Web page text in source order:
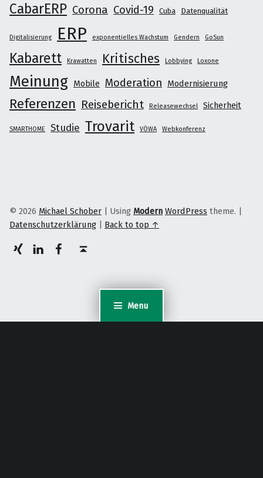
Menu
CabarERP Corona Covid-19 Cuba Datenqualität
Digitalisierung ERP exponentielles Wachstum Gendern GoSun
Kabarett Krawatten Kritisches Lobbying Loxone
Meinung Mobile Moderation Modernisierung
Referenzen Reisebericht Releasewechsel Sicherheit
SMARTHOME Studie Trovarit VÖWA Webkonferenz
© 2026 Michael Schober Using Modern WordPress theme.
Datenschutzerklärung
Back to top ↑